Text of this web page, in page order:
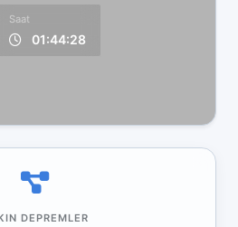
Saat
01:44:28
DEPREMLER